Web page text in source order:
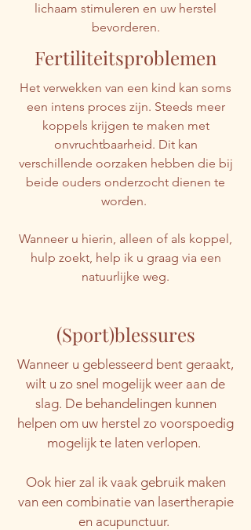
lichaam stimuleren en uw herstel
bevorderen.
Fertiliteitsproblemen
Het verwekken van een kind kan soms
een intens proces zijn. Steeds meer
koppels krijgen te maken met
onvruchtbaarheid. Dit kan
verschillende oorzaken hebben die bij
beide ouders onderzocht dienen te
worden.
Wanneer u hierin, alleen of als koppel,
hulp zoekt, help ik u graag via een
natuurlijke weg.
(Sport)blessures
Wanneer u geblesseerd bent geraakt,
wilt u zo snel mogelijk weer aan de
slag. De behandelingen kunnen
helpen om uw herstel zo voorspoedig
mogelijk te laten verlopen.
Ook hier zal ik vaak gebruik maken
van een combinatie van lasertherapie
en acupunctuur.